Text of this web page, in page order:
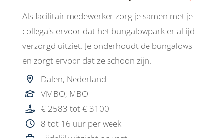
Als facilitair medewerker zorg je samen met je
collega's ervoor dat het bungalowpark er altijd
verzorgd uitziet. Je onderhoudt de bungalows
en zorgt ervoor dat ze schoon zijn.
Dalen, Nederland
VMBO, MBO
€ 2583 tot € 3100
8 tot 16 uur per week